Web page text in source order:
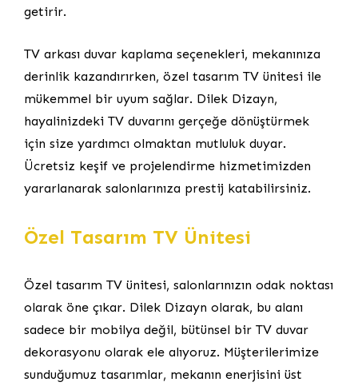
getirir.
TV arkası duvar kaplama seçenekleri, mekanınıza
derinlik kazandırırken, özel tasarım TV ünitesi ile
mükemmel bir uyum sağlar. Dilek Dizayn,
hayalinizdeki TV duvarını gerçeğe dönüştürmek
için size yardımcı olmaktan mutluluk duyar.
Ücretsiz keşif ve projelendirme hizmetimizden
yararlanarak salonlarınıza prestij katabilirsiniz.
Özel Tasarım TV Ünitesi
Özel tasarım TV ünitesi, salonlarınızın odak noktası
olarak öne çıkar. Dilek Dizayn olarak, bu alanı
sadece bir mobilya değil, bütünsel bir TV duvar
dekorasyonu olarak ele alıyoruz. Müşterilerimize
sunduğumuz tasarımlar, mekanın enerjisini üst